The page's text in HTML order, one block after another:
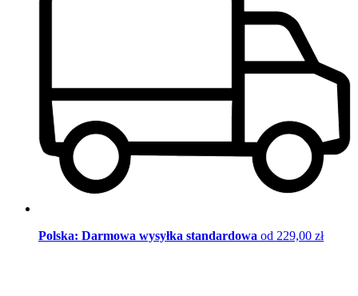
Polska: Darmowa wysyłka standardowa od 229,00 zł